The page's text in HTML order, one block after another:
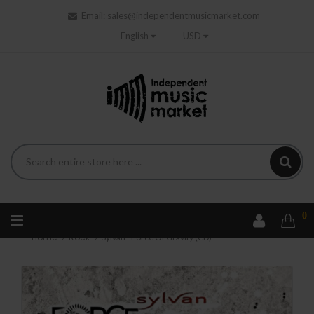
Email:
sales@independentmusicmarket.com
English
USD
0
Home Rock Sylvan - Force Of Gravity (CD)